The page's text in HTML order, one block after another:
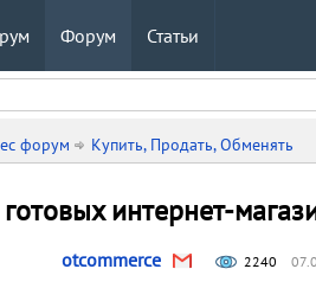
Форум Статьи
форум Купить, Продать, Обменять
интернет-
otcommerce 2240